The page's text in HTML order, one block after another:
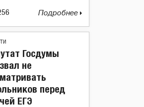
Подробнее
Госдумы
не
перед
ЕГЭ